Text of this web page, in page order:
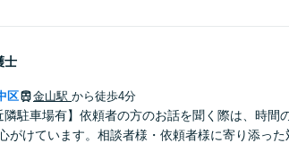
士
区 金山駅 から徒歩4分
隣駐車場有】依頼者の方のお話を聞く際は、時
がけています。相談者様・依頼者様に寄り添っ